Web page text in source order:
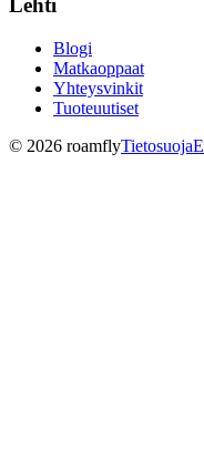
Lehti
Blogi
Matkaoppaat
Yhteysvinkit
Tuoteuutiset
© 2026 roamflyTietosuoja